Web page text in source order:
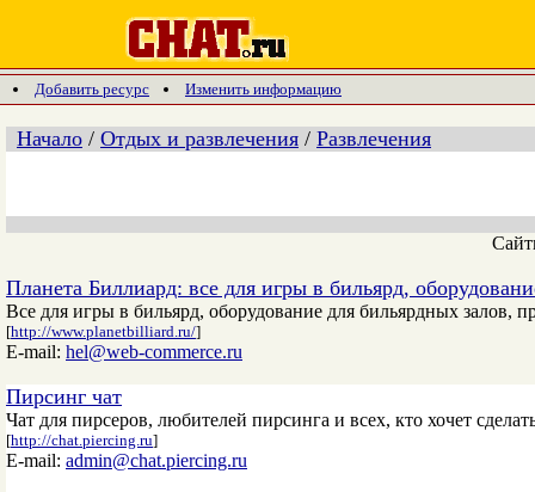
Добавить ресурс Изменить информацию
Начало / Отдых и развлечения / Развлечения
Планета Биллиард: все для игры в бильярд,
Все для игры в бильярд, оборудование для бильярдных залов,
[http://www.planetbilliard.ru/]
E-mail: hel@web-commerce.ru
Пирсинг чат
Чат для пирсеров, любителей пирсинга и всех, кто хочет
[http://chat.piercing.ru]
E-mail: admin@chat.piercing.ru